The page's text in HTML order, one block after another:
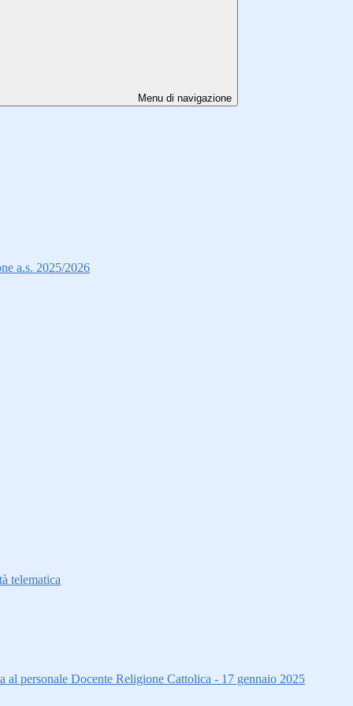
Menu di navigazione
a.s. 2025/2026
telematica
personale Docente Religione Cattolica - 17 gennaio 2025